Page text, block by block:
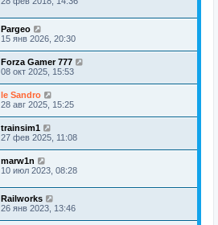
Pargeo
15 янв 2026, 20:30
Forza Gamer 777
08 окт 2025, 15:53
le Sandro
28 авг 2025, 15:25
trainsim1
27 фев 2025, 11:08
marw1n
10 июл 2023, 08:28
Railworks
26 янв 2023, 13:46